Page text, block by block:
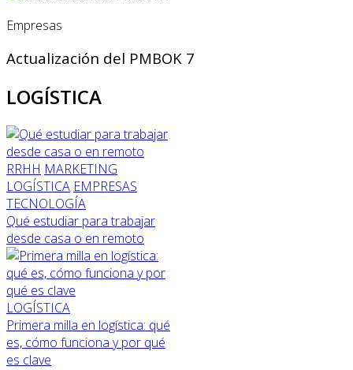
Empresas
Actualización del PMBOK 7
LOGÍSTICA
RRHH MARKETING
LOGÍSTICA EMPRESAS
TECNOLOGÍA
Qué estudiar para trabajar
desde casa o en remoto
LOGÍSTICA
Primera milla en logística: qué
es, cómo funciona y por qué
es clave